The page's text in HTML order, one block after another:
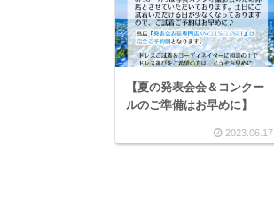
【夏の発表会会＆コンクー
ルのご準備はお早めに】
2023.06.17